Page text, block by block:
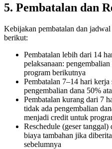
5. Pembatalan dan
Kebijakan pembatalan dan
berikut:
Pembatalan lebih dari 14
pelaksanaan:
program berikutnya
Pembatalan 7–14 hari kerja
pengembalian dana 50%
Pembatalan kurang dari 7
tidak ada pengembalian
menjadi credit untuk
Reschedule (geser
biaya tambahan jika
sebelumnya